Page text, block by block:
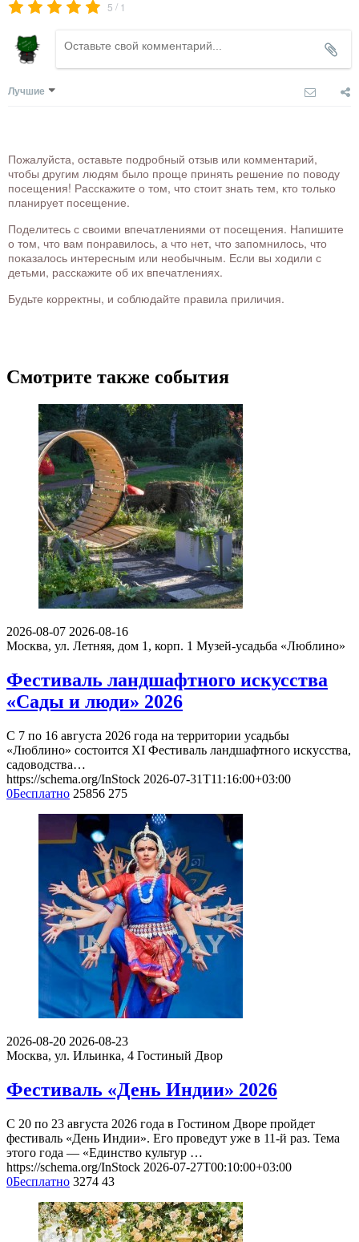
5 / 1
Лучшие
Пожалуйста, оставьте подробный отзыв или комментарий,
чтобы другим людям было проще принять решение по поводу
посещения! Расскажите о том, что стоит знать тем, кто только
планирует посещение.
Поделитесь с своими впечатлениями от посещения. Напишите
о том, что вам понравилось, а что нет, что запомнилось, что
показалось интересным или необычным. Если вы ходили с
детьми, расскажите об их впечатлениях.
Будьте корректны, и соблюдайте правила приличия.
Смотрите также события
2026-08-07 2026-08-16
Москва, ул. Летняя, дом 1, корп. 1 Музей-усадьба «Люблино»
Фестиваль ландшафтного искусства
«Сады и люди» 2026
С 7 по 16 августа 2026 года на территории усадьбы
«Люблино» состоится XI Фестиваль ландшафтного искусства,
садоводства…
https://schema.org/InStock 2026-07-31T11:16:00+03:00
0Бесплатно 25856 275
2026-08-20 2026-08-23
Москва, ул. Ильинка, 4 Гостиный Двор
Фестиваль «День Индии» 2026
С 20 по 23 августа 2026 года в Гостином Дворе пройдет
фестиваль «День Индии». Его проведут уже в 11-й раз. Тема
этого года — «Единство культур …
https://schema.org/InStock 2026-07-27T00:10:00+03:00
0Бесплатно 3274 43